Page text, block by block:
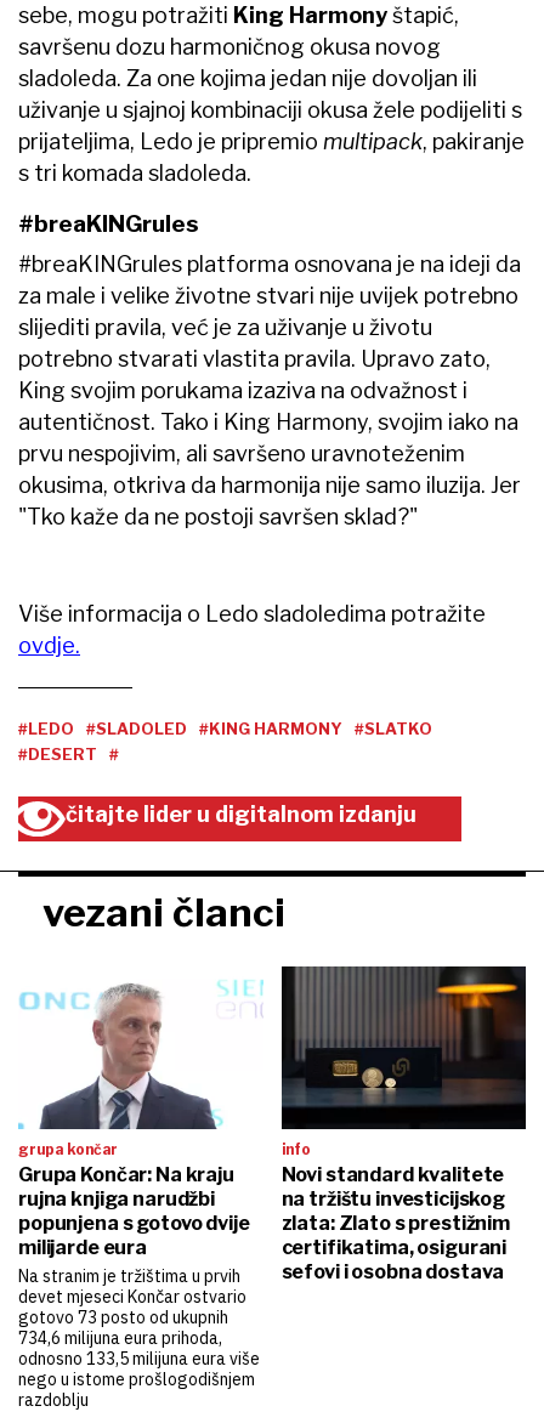
sebe, mogu potražiti King Harmonyštapić,
savršenu dozu harmoničnog okusa novog
sladoleda. Za one kojima jedan nije dovoljan ili
uživanje u sjajnoj kombinaciji okusa žele podijeliti s
prijateljima, Ledo je pripremio multipack, pakiranje
s tri komada sladoleda.
#breaKINGrules
#breaKINGrules platforma osnovana je na ideji da
za male i velike životne stvari nije uvijek potrebno
slijediti pravila, već je za uživanje u životu
potrebno stvarati vlastita pravila. Upravo zato,
King svojim porukama izaziva na odvažnost i
autentičnost. Tako i King Harmony, svojim iako na
prvu nespojivim, ali savršeno uravnoteženim
okusima, otkriva da harmonija nije samo iluzija. Jer
"Tko kaže da ne postoji savršen sklad?"
Više informacija o Ledo sladoledima potražite
ovdje.
#LEDO #SLADOLED #KING HARMONY
#SLATKO
#DESERT
#
čitajte lider u digitalnom izdanju
vezani članci
grupa končar
Grupa Končar: Na kraju
rujna knjiga narudžbi
popunjena s gotovo dvije
milijarde eura
Na stranim je tržištima u prvih
devet mjeseci Končar ostvario
gotovo 73 posto od ukupnih
734,6 milijuna eura prihoda,
odnosno 133,5 milijuna eura više
nego u istome prošlogodišnjem
razdoblju
info
Novi standard kvalitete
na tržištu investicijskog
zlata: Zlato s prestižnim
certifikatima, osigurani
sefovi i osobna dostava